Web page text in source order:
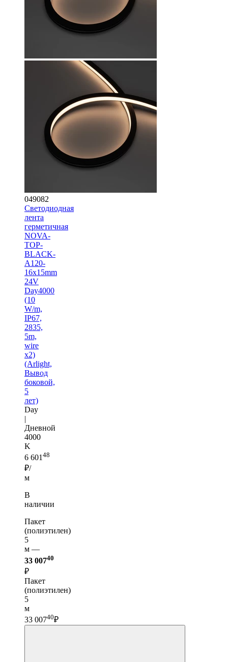
049082
Светодиодная
лента
герметичная
NOVA-
TOP-
BLACK-
A120-
16x15mm
24V
Day4000
(10
W/m,
IP67,
2835,
5m,
wire
x2)
(Arlight,
Вывод
боковой,
5
лет)
Day
|
Дневной
4000
K
6 601 48
₽/
м
В
наличии
Пакет
(полиэтилен)
5
м —
33 00740
₽
Пакет
(полиэтилен)
5
м
33 00740₽